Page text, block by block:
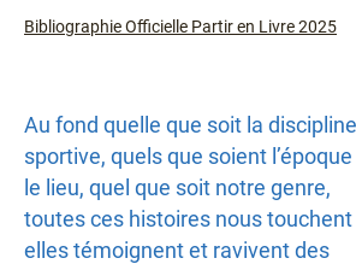
Bibliographie Officielle Partir en Livre 2025
Texte
Au fond quelle que soit la discipline
sportive, quels que soient
le lieu, quel que soit notre genre,
toutes ces histoires nous touchent
elles témoignent et ravivent des